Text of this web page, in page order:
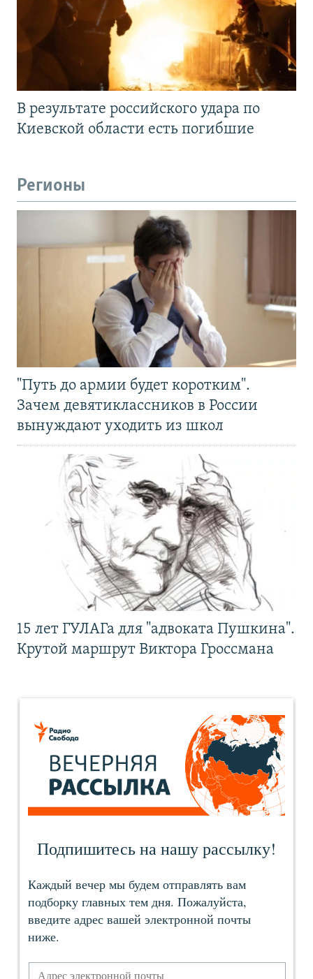
В результате российского удара по
Киевской области есть погибшие
Регионы
"Путь до армии будет коротким".
Зачем девятиклассников в России
вынуждают уходить из школ
15 лет ГУЛАГа для "адвоката Пушкина".
Крутой маршрут Виктора Гроссмана